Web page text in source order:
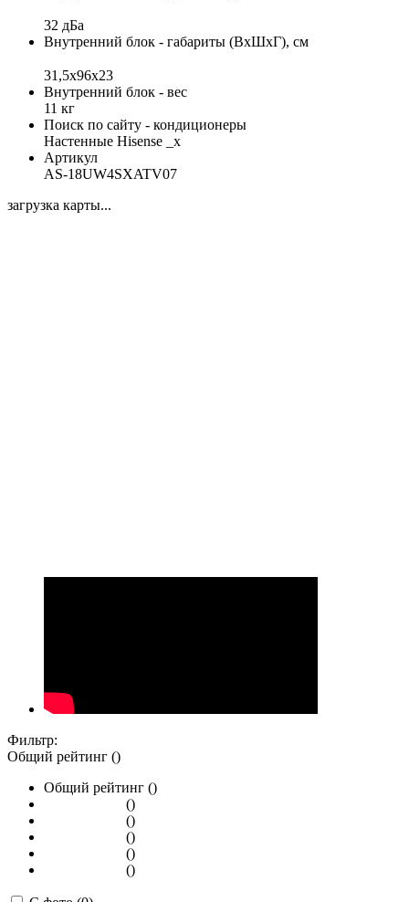
32 дБа
Внутренний блок - габариты (ВхШхГ), см
31,5x96x23
Внутренний блок - вес
11 кг
Поиск по сайту - кондиционеры
Настенные Hisense _x
Артикул
AS-18UW4SXATV07
загрузка карты...
Фильтр:
Общий рейтинг ()
Общий рейтинг ()
()
()
()
()
()